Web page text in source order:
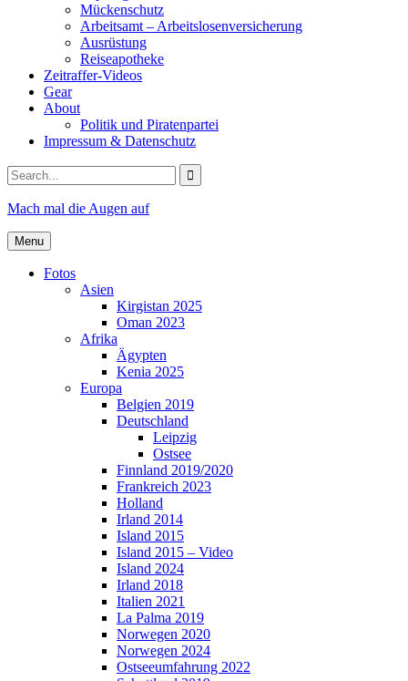
Mückenschutz
Arbeitsamt – Arbeitslosenversicherung
Ausrüstung
Reiseapotheke
Zeitraffer-Videos
Gear
About
Politik und Piratenpartei
Impressum & Datenschutz
Search
for:
Mach mal die Augen auf
Menu
Fotos
Asien
Kirgistan 2025
Oman 2023
Afrika
Ägypten
Kenia 2025
Europa
Belgien 2019
Deutschland
Leipzig
Ostsee
Finnland 2019/2020
Frankreich 2023
Holland
Irland 2014
Island 2015
Island 2015 – Video
Island 2024
Irland 2018
Italien 2021
La Palma 2019
Norwegen 2020
Norwegen 2024
Ostseeumfahrung 2022